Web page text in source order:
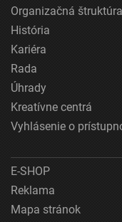
Organizačná štruktúra
História
Kariéra
Rada
Úhrady
Kreatívne centrá
Vyhlásenie o
E-SHOP
Reklama
Mapa stránok